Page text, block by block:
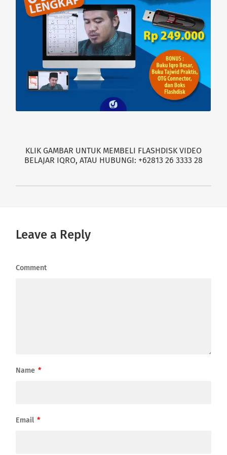
KLIK GAMBAR UNTUK MEMBELI FLASHDISK VIDEO
BELAJAR IQRO, ATAU HUBUNGI: +62813 26 3333 28
Leave a Reply
Comment
Name *
Email *